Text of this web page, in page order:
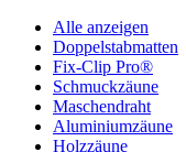
Alle anzeigen
Doppelstabmatten
Fix-Clip Pro®
Schmuckzäune
Maschendraht
Aluminiumzäune
Holzzäune